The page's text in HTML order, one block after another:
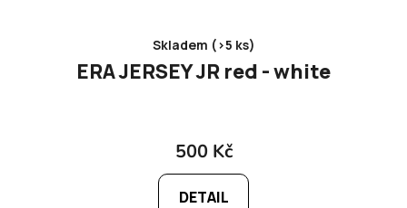
Skladem (>5 ks)
ERA JERSEY JR red - white
500 Kč
DETAIL